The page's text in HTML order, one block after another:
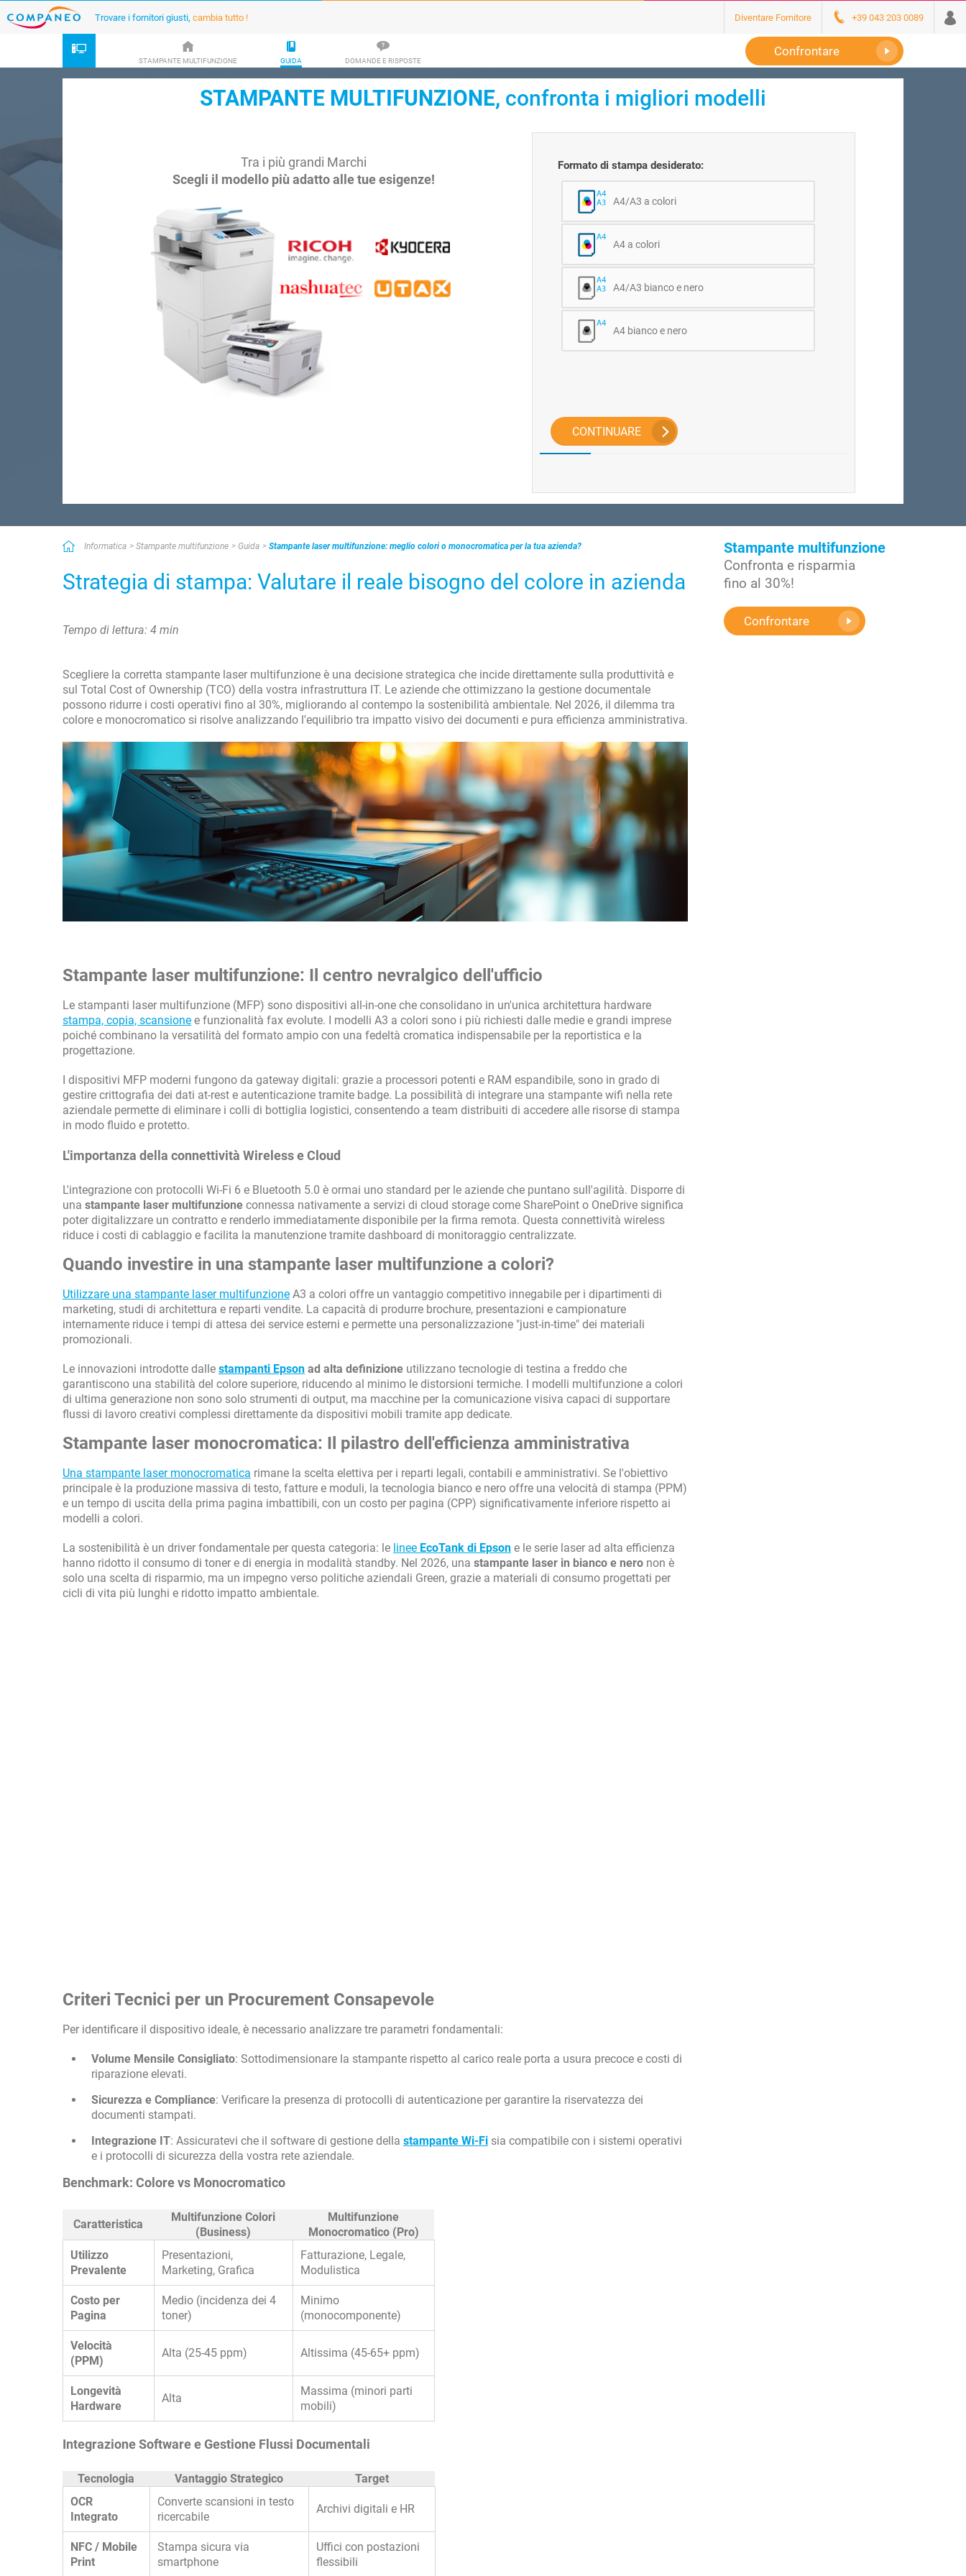
Trovare i fornitori giusti, cambia tutto ! Diventare Fornitore +39 043 203 0089
STAMPANTE MULTIFUNZIONE GUIDA DOMANDE E RISPOSTE
Confrontare
STAMPANTE MULTIFUNZIONE, confronta i migliori modelli
Tra i più grandi Marchi
Scegli il modello più adatto alle tue esigenze!
Formato di stampa desiderato:
A4/A3 a colori
A4 a colori
A4/A3 bianco e nero
A4 bianco e nero
CONTINUARE
Informatica Stampante multifunzione Guida Stampante laser multifunzione: meglio colori o monocromatica per la tua azienda?
Strategia di stampa: Valutare il reale bisogno del colore in azienda
Tempo di lettura: 4 min
Scegliere la corretta stampante laser multifunzione è una decisione strategica che incide direttamente sulla produttività e
sul Total Cost of Ownership (TCO) della vostra infrastruttura IT. Le aziende che ottimizzano la gestione documentale
possono ridurre i costi operativi fino al 30%, migliorando al contempo la sostenibilità ambientale. Nel 2026, il dilemma tra
colore e monocromatico si risolve analizzando l'equilibrio tra impatto visivo dei documenti e pura efficienza amministrativa.
Stampante laser multifunzione: Il centro nevralgico dell'ufficio
Le stampanti laser multifunzione (MFP) sono dispositivi all-in-one che consolidano in un'unica architettura hardware
stampa, copia, scansione e funzionalità fax evolute. I modelli A3 a colori sono i più richiesti dalle medie e grandi imprese
poiché combinano la versatilità del formato ampio con una fedeltà cromatica indispensabile per la reportistica e la
progettazione.
I dispositivi MFP moderni fungono da gateway digitali: grazie a processori potenti e RAM espandibile, sono in grado di
gestire crittografia dei dati at-rest e autenticazione tramite badge. La possibilità di integrare una stampante wifi nella rete
aziendale permette di eliminare i colli di bottiglia logistici, consentendo a team distribuiti di accedere alle risorse di stampa
in modo fluido e protetto.
L'importanza della connettività Wireless e Cloud
L'integrazione con protocolli Wi-Fi 6 e Bluetooth 5.0 è ormai uno standard per le aziende che puntano sull'agilità. Disporre di
una stampante laser multifunzione connessa nativamente a servizi di cloud storage come SharePoint o OneDrive significa
poter digitalizzare un contratto e renderlo immediatamente disponibile per la firma remota. Questa connettività wireless
riduce i costi di cablaggio e facilita la manutenzione tramite dashboard di monitoraggio centralizzate.
Quando investire in una stampante laser multifunzione a colori?
Utilizzare una stampante laser multifunzione A3 a colori offre un vantaggio competitivo innegabile per i dipartimenti di
marketing, studi di architettura e reparti vendite. La capacità di produrre brochure, presentazioni e campionature
internamente riduce i tempi di attesa dei service esterni e permette una personalizzazione "just-in-time" dei materiali
promozionali.
Le innovazioni introdotte dalle stampanti Epson ad alta definizione utilizzano tecnologie di testina a freddo che
garantiscono una stabilità del colore superiore, riducendo al minimo le distorsioni termiche. I modelli multifunzione a colori
di ultima generazione non sono solo strumenti di output, ma macchine per la comunicazione visiva capaci di supportare
flussi di lavoro creativi complessi direttamente da dispositivi mobili tramite app dedicate.
Stampante laser monocromatica: Il pilastro dell'efficienza amministrativa
Una stampante laser monocromatica rimane la scelta elettiva per i reparti legali, contabili e amministrativi. Se l'obiettivo
principale è la produzione massiva di testo, fatture e moduli, la tecnologia bianco e nero offre una velocità di stampa (PPM)
e un tempo di uscita della prima pagina imbattibili, con un costo per pagina (CPP) significativamente inferiore rispetto ai
modelli a colori.
La sostenibilità è un driver fondamentale per questa categoria: le linee EcoTank di Epson e le serie laser ad alta efficienza
hanno ridotto il consumo di toner e di energia in modalità standby. Nel 2026, una stampante laser in bianco e nero non è
solo una scelta di risparmio, ma un impegno verso politiche aziendali Green, grazie a materiali di consumo progettati per
cicli di vita più lunghi e ridotto impatto ambientale.
Criteri Tecnici per un Procurement Consapevole
Per identificare il dispositivo ideale, è necessario analizzare tre parametri fondamentali:
Volume Mensile Consigliato: Sottodimensionare la stampante rispetto al carico reale porta a usura precoce e costi di
riparazione elevati.
Sicurezza e Compliance: Verificare la presenza di protocolli di autenticazione per garantire la riservatezza dei
documenti stampati.
Integrazione IT: Assicuratevi che il software di gestione della stampante Wi-Fi sia compatibile con i sistemi operativi
e i protocolli di sicurezza della vostra rete aziendale.
Benchmark: Colore vs Monocromatico
Caratteristica
Multifunzione Colori
(Business)
Multifunzione
Monocromatico (Pro)
Utilizzo
Prevalente
Presentazioni,
Marketing, Grafica
Fatturazione, Legale,
Modulistica
Costo per
Pagina
Medio (incidenza dei 4
toner)
Minimo
(monocomponente)
Velocità
(PPM)
Alta (25-45 ppm) Altissima (45-65+ ppm)
Longevità
Hardware
Alta
Massima (minori parti
mobili)
Integrazione Software e Gestione Flussi Documentali
Tecnologia Vantaggio Strategico
Target
OCR
Integrato
Converte scansioni in testo
ricercabile
Archivi digitali e HR
NFC / Mobile
Print
Stampa sicura via
smartphone
Uffici con postazioni
flessibili
Stampante multifunzione
Confronta e risparmia
fino al 30%!
Confrontare